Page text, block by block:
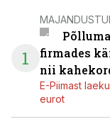
1
firmades
nii
E-Piimast
eurot